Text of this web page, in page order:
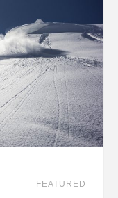
FEATURED